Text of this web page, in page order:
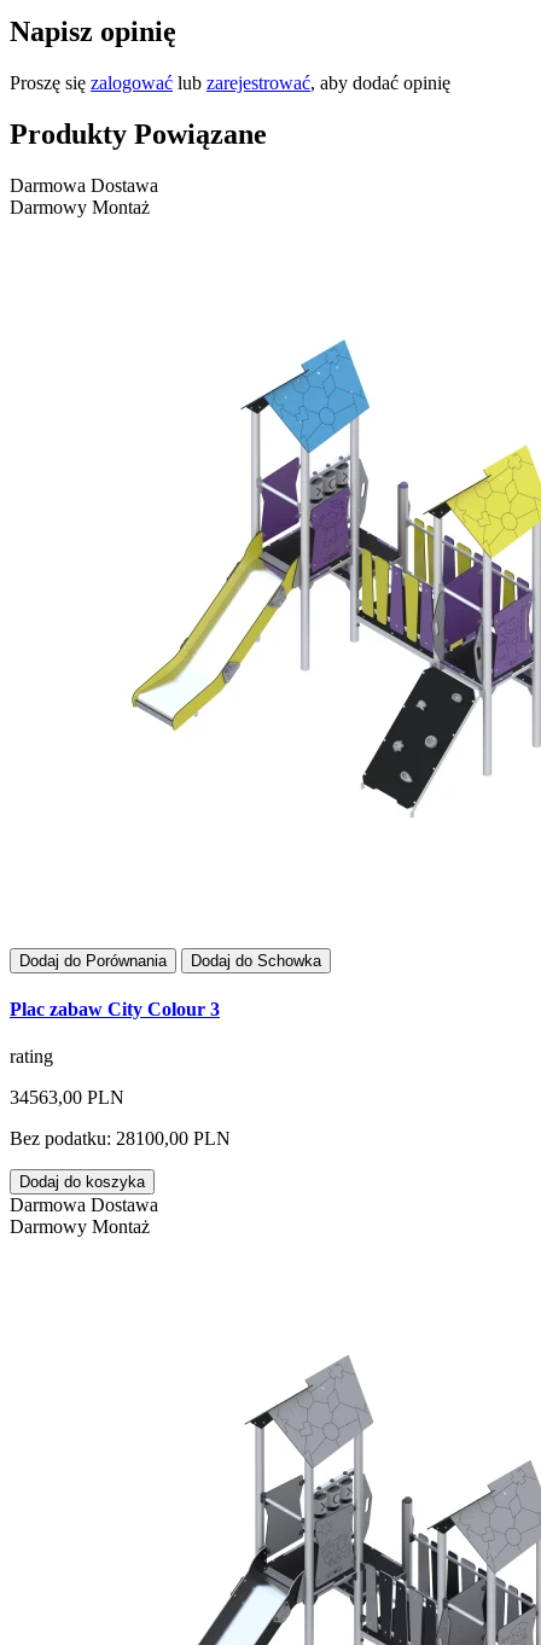
Napisz opinię
Proszę się zalogować lub zarejestrować, aby dodać opinię
Produkty Powiązane
Darmowa Dostawa
Darmowy Montaż
Dodaj do Porównania Dodaj do Schowka
Plac zabaw City Colour 3
rating
34563,00 PLN
Bez podatku: 28100,00 PLN
Dodaj do koszyka
Darmowa Dostawa
Darmowy Montaż